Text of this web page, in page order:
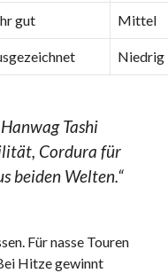
gut Mittel
Niedrig
Tashi
Cordura für
beiden Welten.“
Für nasse Touren
Hitze gewinnt